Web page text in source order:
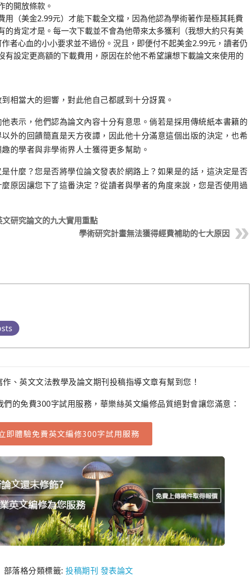
的開放條款。
用（美金2.99元）才能下載全文檔，因為他認為學術著作是極其耗費
的肯定才是。每一次下載並不會為他帶來太多獲利（我想大約只有美
者心血的小小要求並不過份。況且，即便付不起美金2.99元，讀者仍
有設定更高額的下載費用，原因在於他不希望讓想下載論文來使用的
相當大的迴響，對此他自己都感到十分訝異。
表示，他們認為論文內容十分有意思。倘若是採用傳統紙本書籍的
外的回饋簡直是天方夜譚，因此他十分滿意這個出版的決定，也希
的學者與非學術界人士獲得更多幫助。
什麼？您是否將學位論文發表於網路上？如果是的話，這決定是否
原因讓您下了這番決定？從讀者與學者的角度來說，您是否使用過
研究論文的九大實用重點
學術研究計畫無法獲得經費補助的七大原因
、英文文法教學及論文期刊投稿指導文章有幫到您！
的免費300字試用服務，華樂絲英文編修品質絕對會讓您滿意：
即體驗免費英文編修300字試用服務
部落格分類標籤: 投稿期刊 發表論文